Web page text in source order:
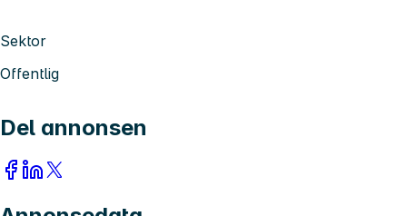
Sektor
Offentlig
Del annonsen